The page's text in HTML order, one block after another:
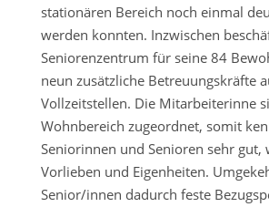
stationären Bereich noch einmal
werden konnten. Inzwischen
Seniorenzentrum für seine 84
neun zusätzliche Betreuungskräfte
Vollzeitstellen. Die Mitarbeiterinne
Wohnbereich zugeordnet, somit
Seniorinnen und Senioren sehr gut,
Vorlieben und Eigenheiten.
Senior/innen dadurch feste